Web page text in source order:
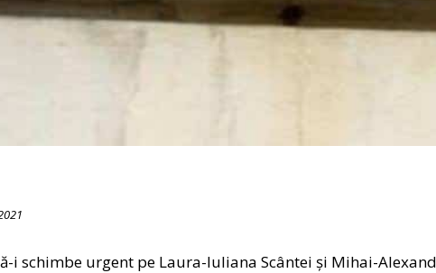
i schimbe urgent pe Laura-Iuliana Scântei și Mihai-